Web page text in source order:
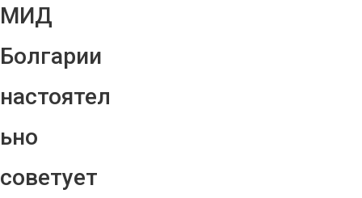
МИД
Болгарии
настоятел
ьно
советует